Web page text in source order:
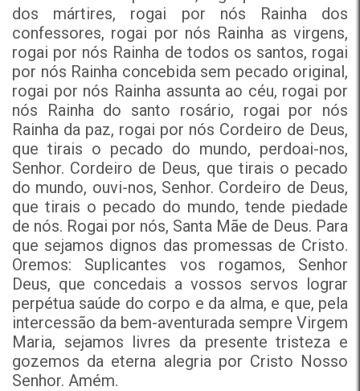
dos mártires, rogai por nós Rainha dos
confessores, rogai por nós Rainha as virgens,
rogai por nós Rainha de todos os santos, rogai
por nós Rainha concebida sem pecado original,
rogai por nós Rainha assunta ao céu, rogai por
nós Rainha do santo rosário, rogai por nós
Rainha da paz, rogai por nós Cordeiro de Deus,
que tirais o pecado do mundo, perdoai-nos,
Senhor. Cordeiro de Deus, que tirais o pecado
do mundo, ouvi-nos, Senhor. Cordeiro de Deus,
que tirais o pecado do mundo, tende piedade
de nós. Rogai por nós, Santa Mãe de Deus. Para
que sejamos dignos das promessas de Cristo.
Oremos: Suplicantes vos rogamos, Senhor
Deus, que concedais a vossos servos lograr
perpétua saúde do corpo e da alma, e que, pela
intercessão da bem-aventurada sempre Virgem
Maria, sejamos livres da presente tristeza e
gozemos da eterna alegria por Cristo Nosso
Senhor. Amém.